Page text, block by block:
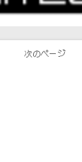
次のページ